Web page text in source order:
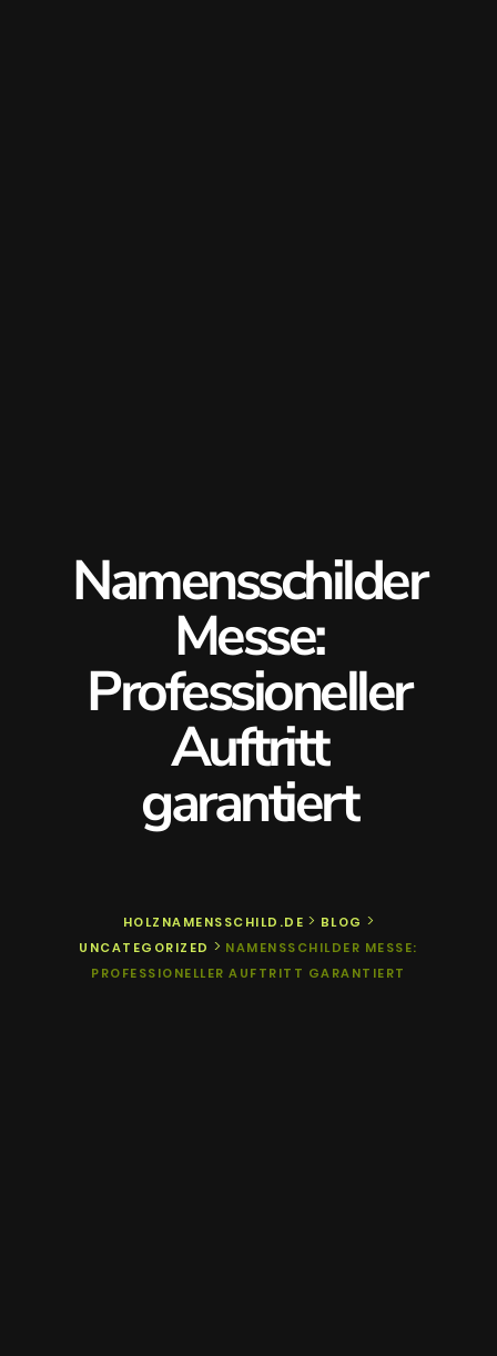
Namensschilder
Messe:
Professioneller
Auftritt
garantiert
HOLZNAMENSSCHILD.DE > BLOG >
UNCATEGORIZED > NAMENSSCHILDER MESSE:
PROFESSIONELLER AUFTRITT GARANTIERT